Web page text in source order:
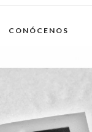
CONÓCENOS